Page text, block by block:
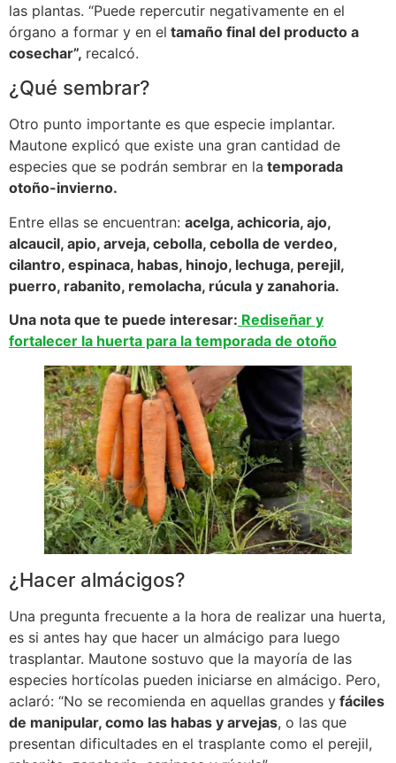
las plantas. “Puede repercutir negativamente en el
órgano a formar y en el tamaño final del producto a
cosechar”, recalcó.
¿Qué sembrar?
Otro punto importante es que especie implantar.
Mautone explicó que existe una gran cantidad de
especies que se podrán sembrar en la temporada
otoño-invierno.
Entre ellas se encuentran: acelga, achicoria, ajo,
alcaucil, apio, arveja, cebolla, cebolla de verdeo,
cilantro, espinaca, habas, hinojo, lechuga, perejil,
puerro, rabanito, remolacha, rúcula y zanahoria.
Una nota que te puede interesar: Rediseñar y
fortalecer la huerta para la temporada de otoño
¿Hacer almácigos?
Una pregunta frecuente a la hora de realizar una huerta,
es si antes hay que hacer un almácigo para luego
trasplantar. Mautone sostuvo que la mayoría de las
especies hortícolas pueden iniciarse en almácigo. Pero,
aclaró: “No se recomienda en aquellas grandes y fáciles
de manipular, como las habas y arvejas, o las que
presentan dificultades en el trasplante como el perejil,